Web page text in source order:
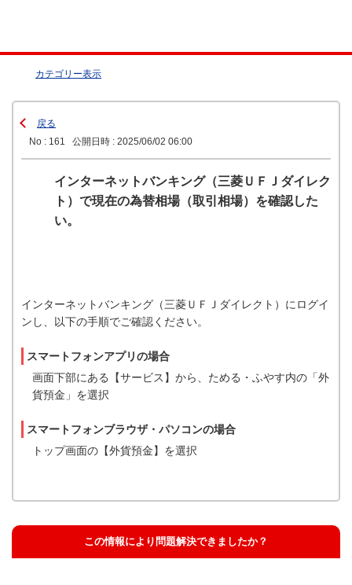
カテゴリー表示
戻る
No : 161
公開日時 : 2025/06/02 06:00
インターネットバンキング（三菱ＵＦＪダイレク
ト）で現在の為替相場（取引相場）を確認した
い。
インターネットバンキング（三菱ＵＦＪダイレクト）にログイ
ンし、以下の手順でご確認ください。
スマートフォンアプリの場合
画面下部にある【サービス】から、ためる・ふやす内の「外
貨預金」を選択
スマートフォンブラウザ・パソコンの場合
トップ画面の【外貨預金】を選択
この情報により問題解決できましたか？